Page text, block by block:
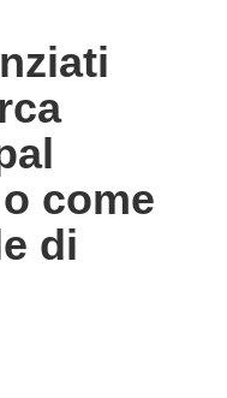
come
di